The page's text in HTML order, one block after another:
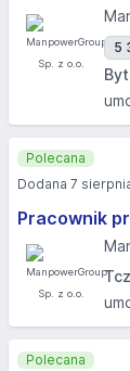
5
Pracownik
Polecana
Dodana 7
Polecana